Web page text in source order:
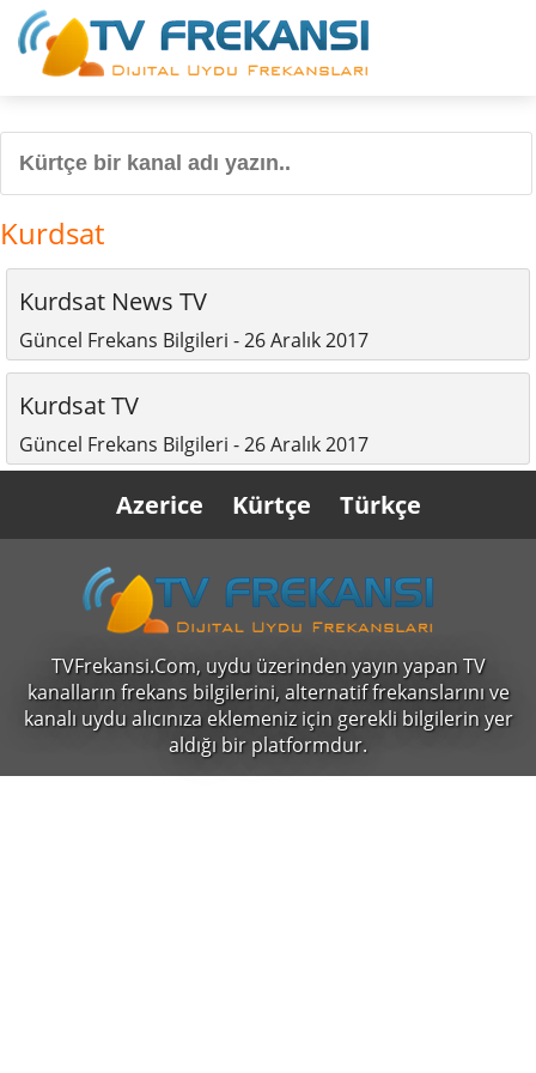
Kurdsat
Kurdsat News TV
Güncel Frekans Bilgileri - 26 Aralık 2017
Kurdsat TV
Güncel Frekans Bilgileri - 26 Aralık 2017
Azerice Kürtçe Türkçe
TVFrekansi.Com,uydu üzerinden yayın yapan TV
kanalların frekans bilgilerini, alternatif frekanslarını ve
kanalı uydu alıcınıza eklemeniz için gerekli bilgilerin yer
aldığı bir platformdur.